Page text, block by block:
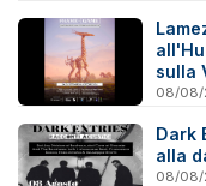
sulla
08/08/
Dark
alla
08/08/